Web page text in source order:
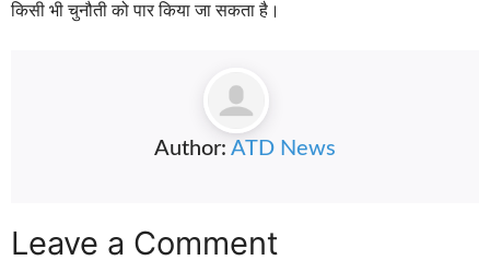
किसी भी चुनौती को पार किया जा सकता है।
Author: ATD News
Leave a Comment